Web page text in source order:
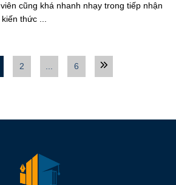
cũng khá nhanh nhạy trong tiếp nhận
thức ...
2 6